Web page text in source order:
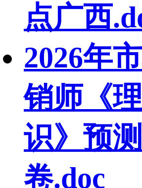
点广西
2026年
销师《
识》预
卷.doc